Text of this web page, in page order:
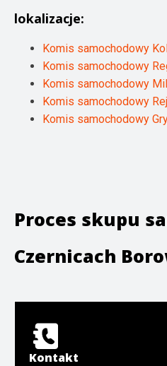
lokalizacje:
Komis samochodowy
Komis samochodowy
Komis samochodowy
Komis samochodowy
Komis samochodowy
Proces skupu
Czernicach
Kontakt